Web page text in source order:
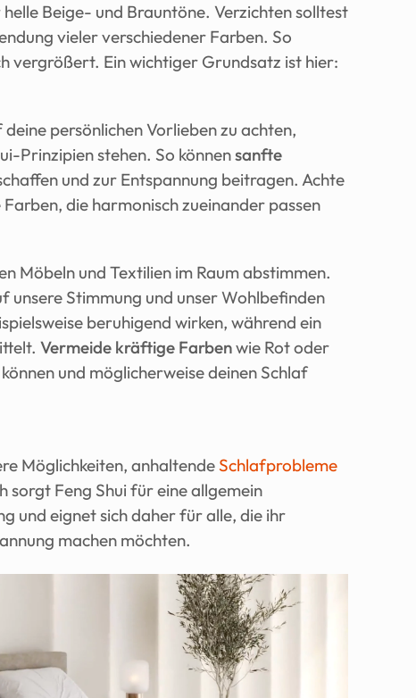
Beige- und Brauntöne. Verzichten solltest
vieler verschiedener Farben. So
persönlichen Vorlieben zu achten,
Prinzipien stehen. So können sanfte
und zur Entspannung beitragen. Achte
die harmonisch zueinander passen
Möbeln und Textilien im Raum abstimmen.
unsere Stimmung und unser Wohlbefinden
beruhigend wirken, während ein
Vermeide kräftige Farben wie Rot oder
und möglicherweise deinen Schlaf
Möglichkeiten, anhaltende Schlafprobleme
sorgt Feng Shui für eine allgemein
und eignet sich daher für alle, die ihr
machen möchten.